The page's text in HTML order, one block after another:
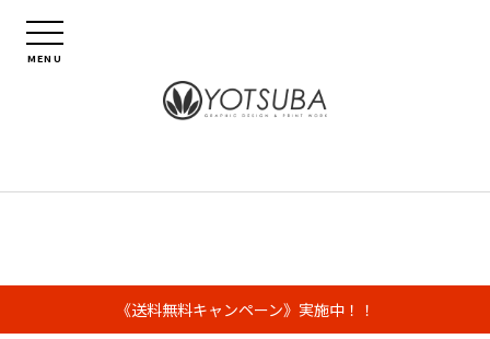
MENU
《送料無料キャンペーン》実施中！！